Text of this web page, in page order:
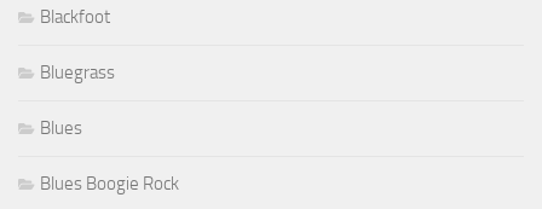
Blackfoot
Bluegrass
Blues
Blues Boogie Rock